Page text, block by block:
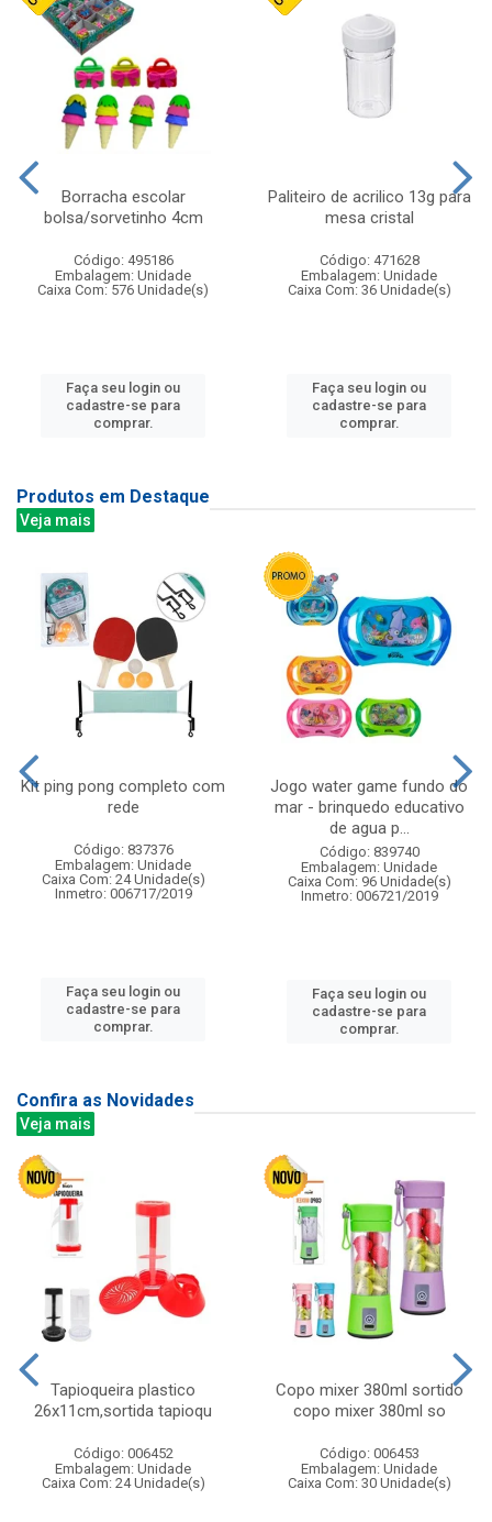
Borracha escolar
bolsa/sorvetinho 4cm
Código: 495186
Embalagem: Unidade
Caixa Com: 576 Unidade(s)
Faça seu login ou
cadastre-se para
comprar.
Paliteiro de acrilico 13g para
mesa cristal
Código: 471628
Embalagem: Unidade
Caixa Com: 36 Unidade(s)
Faça seu login ou
cadastre-se para
comprar.
Produtos em Destaque
Veja mais
Kit ping pong completo com
rede
Código: 837376
Embalagem: Unidade
Caixa Com: 24 Unidade(s)
Inmetro: 006717/2019
Faça seu login ou
cadastre-se para
comprar.
Jogo water game fundo do
mar - brinquedo educativo
de agua p...
Código: 839740
Embalagem: Unidade
Caixa Com: 96 Unidade(s)
Inmetro: 006721/2019
Faça seu login ou
cadastre-se para
comprar.
Confira as Novidades
Veja mais
Tapioqueira plastico
26x11cm,sortida tapioqu
Código: 006452
Embalagem: Unidade
Caixa Com: 24 Unidade(s)
Copo mixer 380ml sortido
copo mixer 380ml so
Código: 006453
Embalagem: Unidade
Caixa Com: 30 Unidade(s)